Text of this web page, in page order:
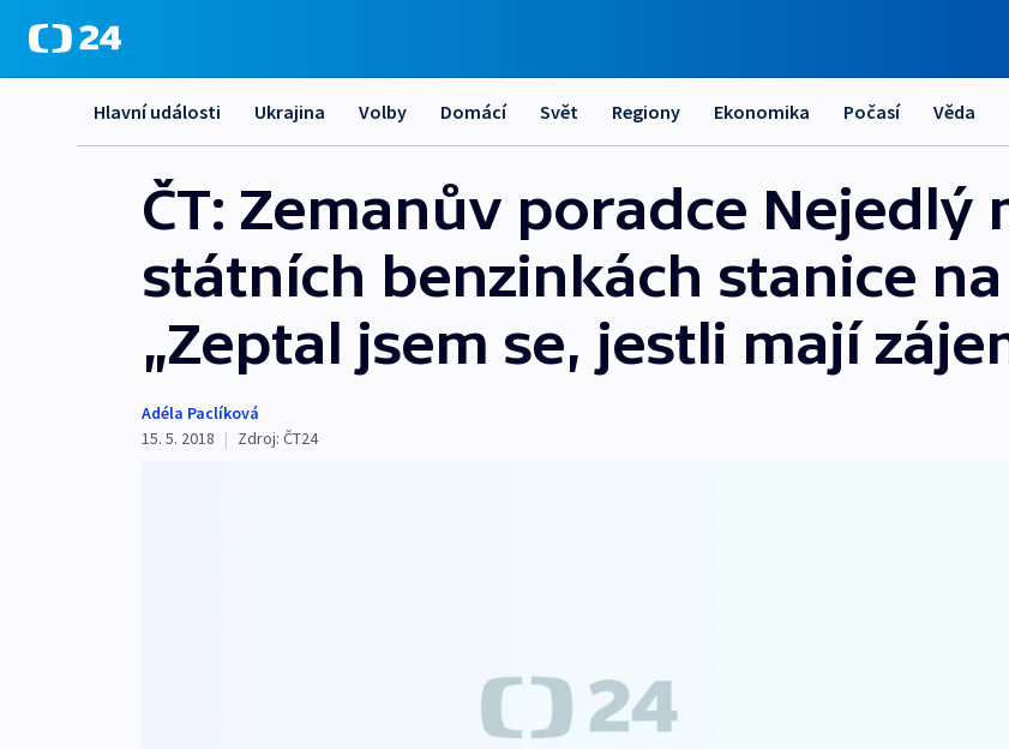
Hlavní události Ukrajina Volby Domácí Svět Regiony Ekonomika Počasí Věda
ČT: Zemanův poradce Nejedlý
státních benzinkách stanice na
„Zeptal jsem se, jestli mají
Adéla Paclíková
15. 5. 2018 | Zdroj: ČT24